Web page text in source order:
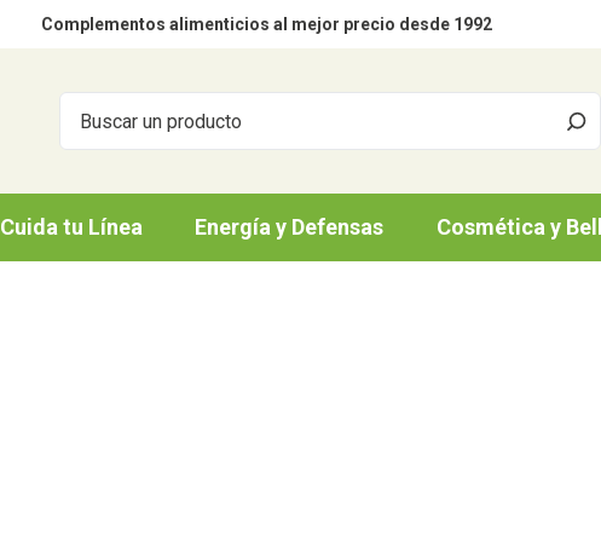
Complementos alimenticios al mejor precio desde 1992
Cuida tu Línea Energía y Defensas Cosmética y